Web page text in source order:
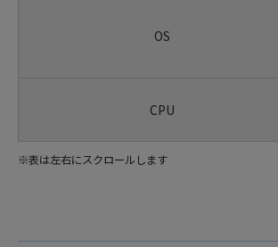
OS
CPU
※表は左右にスクロールします